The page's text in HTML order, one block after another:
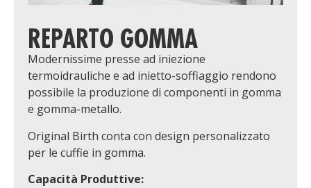
REPARTO GOMMA
Modernissime presse ad iniezione
termoidrauliche e ad inietto-soffiaggio rendono
possibile la produzione di componenti in gomma
e gomma-metallo.
Original Birth conta con design personalizzato
per le cuffie in gomma.
Capacità Produttive: